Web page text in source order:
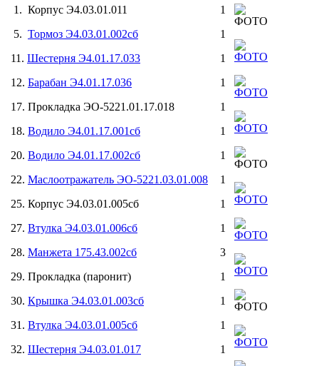
1. Корпус Э4.03.01.011
5. Тормоз Э4.03.01.002сб
11. Шестерня Э4.01.17.033
12. Барабан Э4.01.17.036
17. Прокладка ЭО-5221.01.17.018
18. Водило Э4.01.17.001сб
20. Водило Э4.01.17.002сб
22. Маслоотражатель ЭО-5221.03.01.008
25. Корпус Э4.03.01.005сб
27. Втулка Э4.03.01.006сб
28. Манжета 175.43.002сб
29. Прокладка (паронит)
30. Крышка Э4.03.01.003сб
31. Втулка Э4.03.01.005сб
32. Шестерня Э4.03.01.017
1
1
1
1
1
1
1
1
1
1
3
1
1
1
1